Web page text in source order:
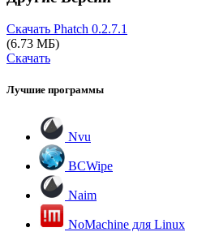
Скачать Phatch 0.2.7.1
(6.73 МБ)
Скачать
Лучшие программы
Nvu
BCWipe
Naim
NoMachine для Linux